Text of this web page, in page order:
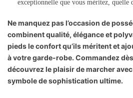
exceptionnelle que vous méritez, quelle
Ne manquez pas l’occasion de
combinent qualité, élégance et
pieds le confort qu’ils méritent et
à votre garde-robe. Commandez
découvrez le plaisir de marcher
symbole de sophistication ultime.